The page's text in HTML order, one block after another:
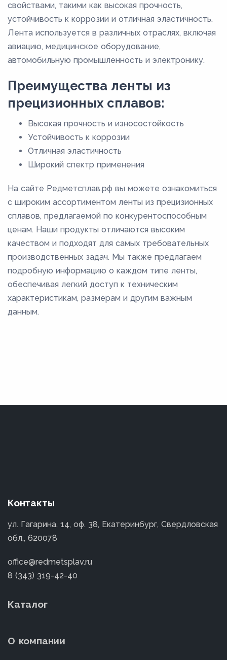
свойствами, такими как высокая прочность,
устойчивость к коррозии и отличная эластичность.
Лента используется в различных отраслях, включая
авиацию, медицинское оборудование,
автомобильную промышленность и электронику.
Преимущества ленты из
прецизионных сплавов:
Высокая прочность и износостойкость
Устойчивость к коррозии
Отличная эластичность
Широкий спектр применения
На сайте Редметсплав.рф вы можете ознакомиться
с широким ассортиментом ленты из прецизионных
сплавов, предлагаемой по конкурентоспособным
ценам. Наши продукты отличаются высоким
качеством и подходят для самых требовательных
производственных задач. Мы также предлагаем
подробную информацию о каждом типе ленты,
обеспечивая легкий доступ к техническим
характеристикам, размерам и другим важным
данным.
Контакты
ул. Гагарина, 14, оф. 38, Екатеринбург, Свердловская
обл., 620078
office@redmetsplav.ru
8 (343) 319-42-40
Каталог
О компании